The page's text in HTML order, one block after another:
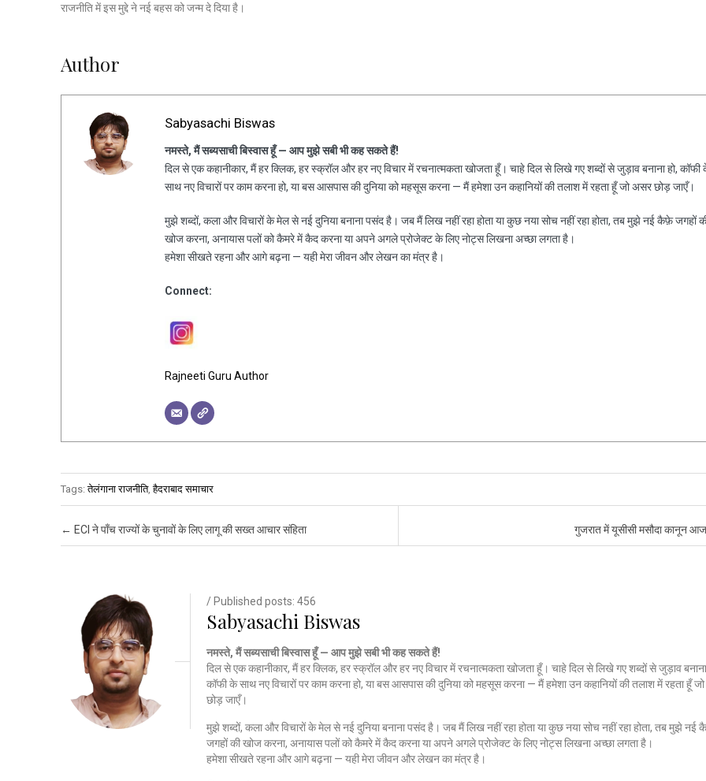
राजनीति में इस मुद्दे ने नई बहस को जन्म दे दिया है।
Author
Sabyasachi Biswas
नमस्ते, मैं सब्यसाची बिस्वास हूँ — आप मुझे सबी भी कह सकते हैं!
दिल से एक कहानीकार, मैं हर क्लिक, हर स्क्रॉल और हर नए विचार में रचनात्मकता खोजता हूँ। चाहे दिल से लिखे गए शब्दों से जुड़ाव बनाना हो, कॉफी
साथ नए विचारों पर काम करना हो, या बस आसपास की दुनिया को महसूस करना — मैं हमेशा उन कहानियों की तलाश में रहता हूँ जो असर छोड़ जाएँ।
मुझे शब्दों, कला और विचारों के मेल से नई दुनिया बनाना पसंद है। जब मैं लिख नहीं रहा होता या कुछ नया सोच नहीं रहा होता, तब मुझे नई कैफ़े जगहों
खोज करना, अनायास पलों को कैमरे में कैद करना या अपने अगले प्रोजेक्ट के लिए नोट्स लिखना अच्छा लगता है।
हमेशा सीखते रहना और आगे बढ़ना — यही मेरा जीवन और लेखन का मंत्र है।
Connect:
Rajneeti Guru Author
Tags:तेलंगाना राजनीति,हैदराबाद समाचार
Post navigation
← ECI ने पाँच राज्यों के चुनावों के लिए लागू की सख्त आचार संहिता गुजरात में यूसीसी मसौदा कानून
/ Published posts: 456
Sabyasachi Biswas
नमस्ते, मैं सब्यसाची बिस्वास हूँ — आप मुझे सबी भी कह सकते हैं!
दिल से एक कहानीकार, मैं हर क्लिक, हर स्क्रॉल और हर नए विचार में रचनात्मकता खोजता हूँ। चाहे दिल से लिखे गए शब्दों से जुड़ाव
कॉफी के साथ नए विचारों पर काम करना हो, या बस आसपास की दुनिया को महसूस करना — मैं हमेशा उन कहानियों की तलाश में रहता हूँ
छोड़ जाएँ।
मुझे शब्दों, कला और विचारों के मेल से नई दुनिया बनाना पसंद है। जब मैं लिख नहीं रहा होता या कुछ नया सोच नहीं रहा होता, तब मुझे नई
जगहों की खोज करना, अनायास पलों को कैमरे में कैद करना या अपने अगले प्रोजेक्ट के लिए नोट्स लिखना अच्छा लगता है।
हमेशा सीखते रहना और आगे बढ़ना — यही मेरा जीवन और लेखन का मंत्र है।